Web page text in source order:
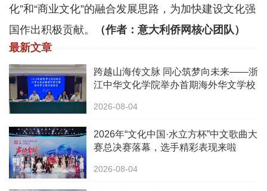
化”和“商业文化”的融合发展思路，为加快建设文化强
国作出积极贡献。
（作者：意大利侨网核心团队）
最新文章
跨越山海传文脉 同心筑梦向未来——浙
江中华文化学院举办首期海外华文学校
2026-08-04
2026年“文化中国·水立方杯”中文歌曲大
赛总决赛落幕，选手精彩表现来啦
2026-08-04